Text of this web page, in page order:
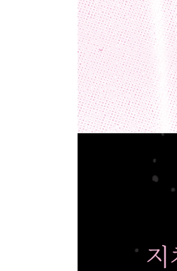
무기력해졌다면
버티지 않고 도망치
변하기 위해 필요한
생각이 많은 당신에
생각을 정리하는 방
혼자
말리지 말아주세요
새로운 시간이 올 거